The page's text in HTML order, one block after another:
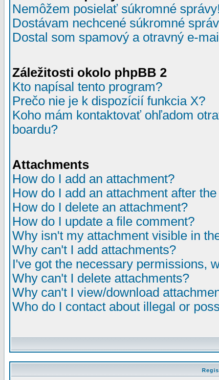
Nemôžem posielať súkromné
Dostávam nechcené súkromné
Dostal som spamový a otravný e-
Záležitosti okolo phpBB 2
Kto napísal tento program?
Prečo nie je k dispozícií funkcia X?
Koho mám kontaktovať ohľadom
boardu?
Attachments
How do I add an attachment?
How do I add an attachment after
How do I delete an attachment?
How do I update a file comment?
Why isn't my attachment visible in
Why can't I add attachments?
I've got the necessary permissions,
Why can't I delete attachments?
Why can't I view/download
Who do I contact about illegal or